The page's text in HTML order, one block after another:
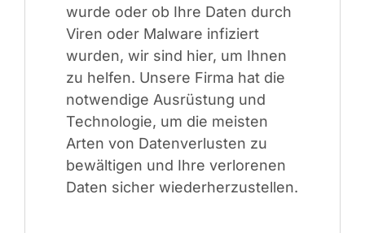
wurde oder ob Ihre Daten durch
Viren oder Malware infiziert
wurden, wir sind hier, um Ihnen
zu helfen. Unsere Firma hat die
notwendige Ausrüstung und
Technologie, um die meisten
Arten von Datenverlusten zu
bewältigen und Ihre verlorenen
Daten sicher wiederherzustellen.